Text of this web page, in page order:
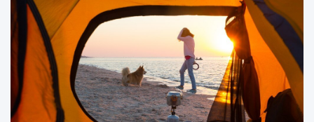
a
ł
u
p
D
m
o
r
z
m
u